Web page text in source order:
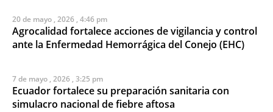
20 de mayo , 2026 , 4:46 pm
Agrocalidad fortalece acciones de vigilancia y control
ante la Enfermedad Hemorrágica del Conejo (EHC)
7 de mayo , 2026 , 3:25 pm
Ecuador fortalece su preparación sanitaria con
simulacro nacional de fiebre aftosa